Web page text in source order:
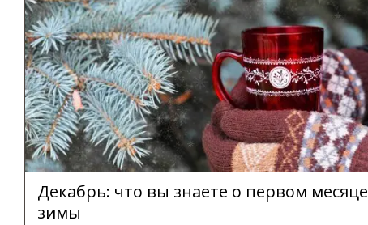
Декабрь: что вы знаете о первом месяце
зимы